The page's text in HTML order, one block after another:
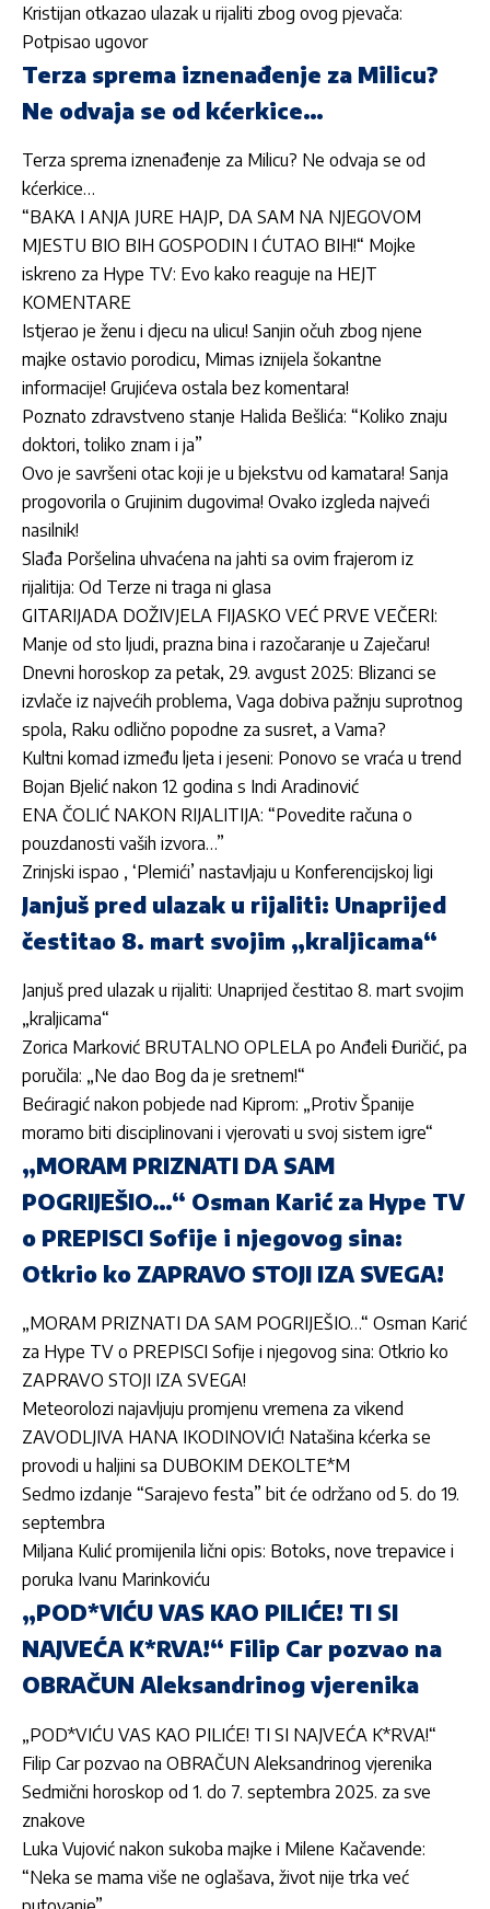
Kristijan otkazao ulazak u rijaliti zbog ovog pjevača:
Potpisao ugovor
Terza sprema iznenađenje za Milicu?
Ne odvaja se od kćerkice…
Terza sprema iznenađenje za Milicu? Ne odvaja se od
kćerkice…
“BAKA I ANJA JURE HAJP, DA SAM NA NJEGOVOM
MJESTU BIO BIH GOSPODIN I ĆUTAO BIH!“ Mojke
iskreno za Hype TV: Evo kako reaguje na HEJT
KOMENTARE
Istjerao je ženu i djecu na ulicu! Sanjin očuh zbog njene
majke ostavio porodicu, Mimas iznijela šokantne
informacije! Grujićeva ostala bez komentara!
Poznato zdravstveno stanje Halida Bešlića: “Koliko znaju
doktori, toliko znam i ja”
Ovo je savršeni otac koji je u bjekstvu od kamatara! Sanja
progovorila o Grujinim dugovima! Ovako izgleda najveći
nasilnik!
Slađa Poršelina uhvaćena na jahti sa ovim frajerom iz
rijalitija: Od Terze ni traga ni glasa
GITARIJADA DOŽIVJELA FIJASKO VEĆ PRVE VEČERI:
Manje od sto ljudi, prazna bina i razočaranje u Zaječaru!
Dnevni horoskop za petak, 29. avgust 2025: Blizanci se
izvlače iz najvećih problema, Vaga dobiva pažnju suprotnog
spola, Raku odlično popodne za susret, a Vama?
Kultni komad između ljeta i jeseni: Ponovo se vraća u trend
Bojan Bjelić nakon 12 godina s Indi Aradinović
ENA ČOLIĆ NAKON RIJALITIJA: “Povedite računa o
pouzdanosti vaših izvora…”
Zrinjski ispao , ‘Plemići’ nastavljaju u Konferencijskoj ligi
Janjuš pred ulazak u rijaliti: Unaprijed
čestitao 8. mart svojim „kraljicama“
Janjuš pred ulazak u rijaliti: Unaprijed čestitao 8. mart svojim
„kraljicama“
Zorica Marković BRUTALNO OPLELA po Anđeli Đuričić, pa
poručila: „Ne dao Bog da je sretnem!“
Bećiragić nakon pobjede nad Kiprom: „Protiv Španije
moramo biti disciplinovani i vjerovati u svoj sistem igre“
„MORAM PRIZNATI DA SAM
POGRIJEŠIO…“ Osman Karić za Hype TV
o PREPISCI Sofije i njegovog sina:
Otkrio ko ZAPRAVO STOJI IZA SVEGA!
„MORAM PRIZNATI DA SAM POGRIJEŠIO…“ Osman Karić
za Hype TV o PREPISCI Sofije i njegovog sina: Otkrio ko
ZAPRAVO STOJI IZA SVEGA!
Meteorolozi najavljuju promjenu vremena za vikend
ZAVODLJIVA HANA IKODINOVIĆ! Natašina kćerka se
provodi u haljini sa DUBOKIM DEKOLTE*M
Sedmo izdanje “Sarajevo festa” bit će održano od 5. do 19.
septembra
Miljana Kulić promijenila lični opis: Botoks, nove trepavice i
poruka Ivanu Marinkoviću
„POD*VIĆU VAS KAO PILIĆE! TI SI
NAJVEĆA K*RVA!“ Filip Car pozvao na
OBRAČUN Aleksandrinog vjerenika
„POD*VIĆU VAS KAO PILIĆE! TI SI NAJVEĆA K*RVA!“
Filip Car pozvao na OBRAČUN Aleksandrinog vjerenika
Sedmični horoskop od 1. do 7. septembra 2025. za sve
znakove
Luka Vujović nakon sukoba majke i Milene Kačavende:
“Neka se mama više ne oglašava, život nije trka već